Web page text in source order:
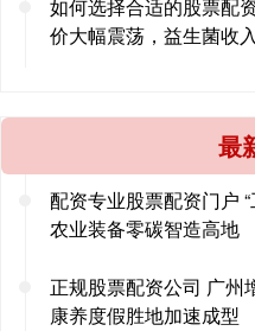
如何选择合适的股票配
价大幅震荡，益生菌收
最
配资专业股票配资门户
农业装备零碳智造高地
正规股票配资公司 广州
康养度假胜地加速成型